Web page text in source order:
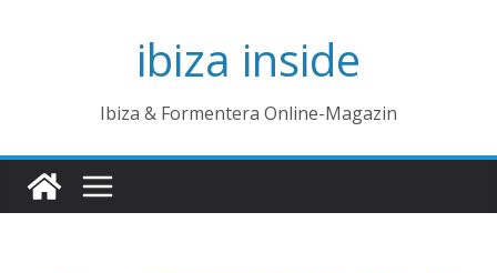
ibiza inside
Ibiza & Formentera Online-Magazin